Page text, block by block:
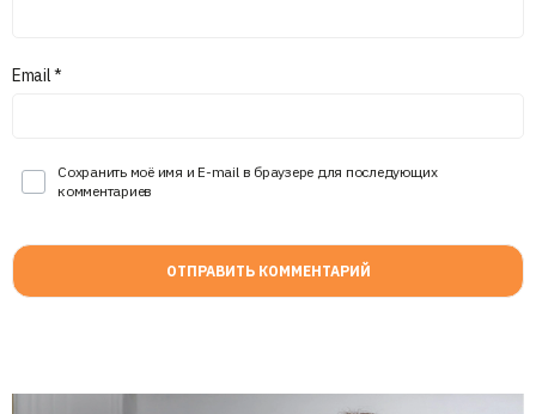
Email*
Сохранить моё имя и E-mail в браузере для последующих
комментариев